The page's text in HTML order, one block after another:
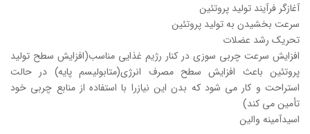
آغازگر فرآیند تولید پروتئین
سرعت بخشیدن به تولید پروتئین
تحریک رشد عضلات
افزایش سرعت چربی سوزی در کنار رژیم غذایی مناسب(افزایش سطح تولید
پروتئین باعث افزایش سطح مصرف انرژی(متابولیسم پایه) در حالت
استراحت و کار می شود که بدن این نیازرا با استفاده از منابع چربی خود
تأمین می کند)
اسیدآمینه والین